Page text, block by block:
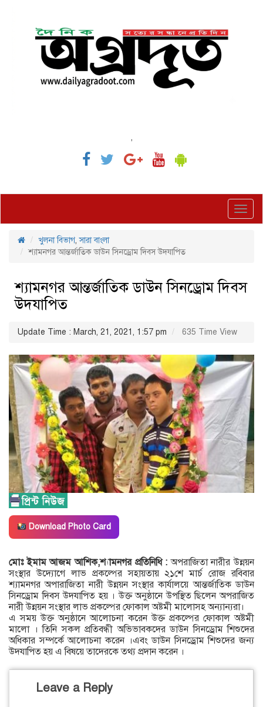
,
খুলনা বিভাগ,সারা বাংলা
শ্যামনগর আন্তর্জাতিক ডাউন সিনড্রোম দিবস উদযাপিত
শ্যামনগর আন্তর্জাতিক ডাউন সিনড্রোম দিবস
উদযাপিত
Update Time : March, 21, 2021, 1:57 pm 635 Time View
Download Photo Card
মোঃ ইমাম আজম আশিক,শ্যামনগর প্রতিনিধি : অপরাজিতা নারীর উন্নয়ন
সংস্থার উদ্যোগে লাভ প্রকল্পের সহায়তায় ২১শে মার্চ রোজ রবিবার
শ্যামনগর অপারাজিতা নারী উন্নয়ন সংস্থার কার্যালয়ে আন্তর্জাতিক ডাউন
সিনড্রোম দিবস উদযাপিত হয় । উক্ত অনুষ্ঠানে উপস্থিত ছিলেন অপরাজিত
নারী উন্নয়ন সংস্থার লাভ প্রকল্পের ফোকাল অষ্টমী মালোসহ অন্যান্যরা।
এ সময় উক্ত অনুষ্ঠানে আলোচনা করেন উক্ত প্রকল্পের ফোকাল অষ্টমী
মালো । তিনি সকল প্রতিবন্ধী অভিভাবকদের ডাউন সিনড্রোম শিশুদের
অধিকার সম্পর্কে আলোচনা করেন ।এবং ডাউন সিনড্রোম শিশুদের জন্য
উদযাপিত হয় এ বিষয়ে তাদেরকে তথ্য প্রদান করেন ।
Leave a Reply